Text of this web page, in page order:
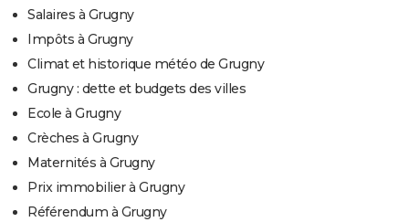
Salaires à Grugny
Impôts à Grugny
Climat et historique météo de Grugny
Grugny : dette et budgets des villes
Ecole à Grugny
Crèches à Grugny
Maternités à Grugny
Prix immobilier à Grugny
Référendum à Grugny